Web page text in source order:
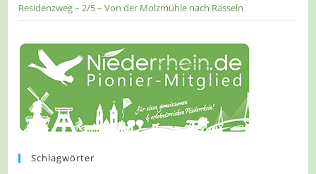
Residenzweg – 2/5 – Von der Molzmühle nach Rasseln
Schlagwörter